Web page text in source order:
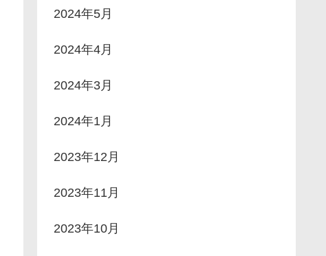
2024年5月
2024年4月
2024年3月
2024年1月
2023年12月
2023年11月
2023年10月